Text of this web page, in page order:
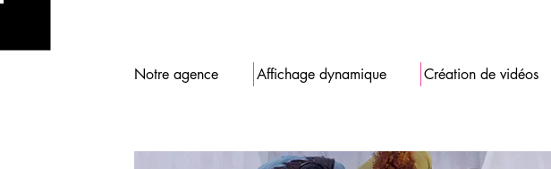
Notre agence Affichage dynamique Création de vidéos